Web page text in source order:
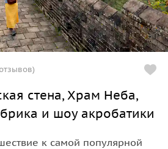
стена, Храм Неба,
и шоу акробатики
к самой популярной